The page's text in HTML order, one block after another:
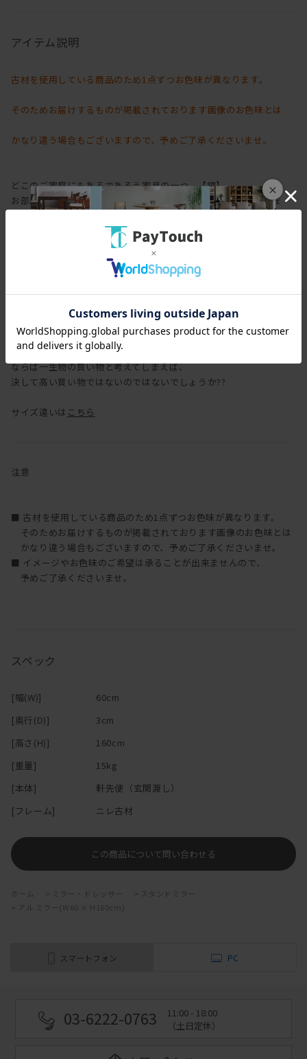
×
この商品について問い合わせる
アイテム説明
古材を使用している商品のため1点ずつお色味が異なります。
そのためお届けするものが掲載されております画像のお色味とは
かなり違う場合もございますので、予めご了承くださいませ。
どこのご家庭にもあるであろう家具の一つ、【鏡】
お部屋に置いていただくだけで部屋を広く見せる効果がございま
しかし一口に鏡と言っても、本商品の様な木枠のついた姿鏡なんて
案外ドラマや映画のワンシーンくらいでしか
見かけることは少ないのではないでしょうか??
姿鏡に映る自分に服を重ねてあれでもないこれでもないと悩んでみ
その夢、叶えちゃいません??
鏡なんて一度買ってしまえばそうそう壊れることはございません。
ならば一生物の買い物と考えてしまえば、
決して高い買い物ではないのではないでしょうか??
サイズ違いは こちら
注意
■ 古材を使用している商品のため1点ずつお色味が異なります。
そのためお届けするものが掲載されております画像のお色味とは
かなり違う場合もございますので、予めご了承くださいませ。
■ イメージやお色味のご希望は承ることが出来ませんので、
予めご了承くださいませ。
スペック
[幅(W)]
60cm
[奥行(D)]
3cm
[高さ(H)]
160cm
[重量]
15kg
[本体]
軒先便（玄関渡し）
[フレーム]
ニレ古材
ホーム ミラー・ドレッサー
スタンドミラー
アル ミラー(W60 × H160cm)
スマートフォン PC
03-6222-0763
11:00 - 18:00
（土日定休）